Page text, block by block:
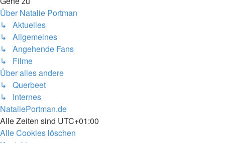
Über Natalie Portman
↳ Aktuelles
↳ Allgemeines
↳ Angehende Fans
↳ Filme
Über alles andere
↳ Querbeet
↳ Internes
NataliePortman.de
Alle Zeiten sind UTC+01:00
Alle Cookies löschen